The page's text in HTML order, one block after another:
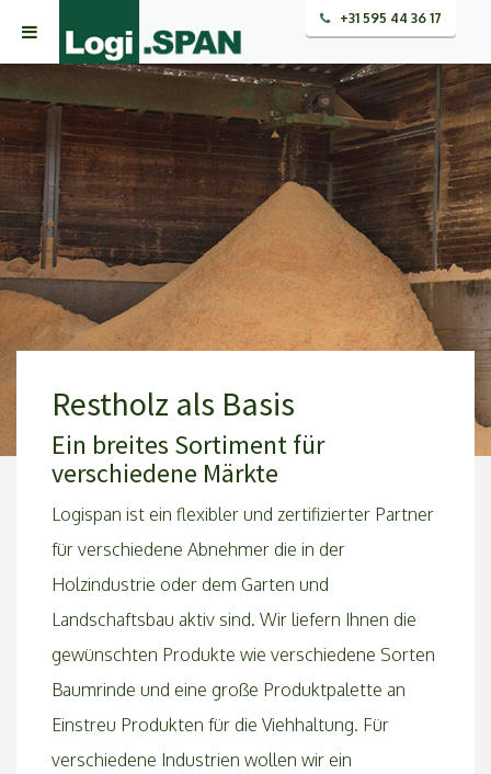
+31 595 44 36 17
Restholz als Basis
Ein breites Sortiment für
verschiedene Märkte
Logispan ist ein flexibler und zertifizierter Partner
für verschiedene Abnehmer die in der
Holzindustrie oder dem Garten und
Landschaftsbau aktiv sind. Wir liefern Ihnen die
gewünschten Produkte wie verschiedene Sorten
Baumrinde und eine große Produktpalette an
Einstreu Produkten für die Viehhaltung. Für
verschiedene Industrien wollen wir ein